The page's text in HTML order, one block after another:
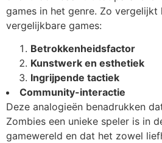
games in het genre. Zo
vergelijkbare games:
Betrokkenheidsfactor
Kunstwerk en esthetiek
Ingrijpende tactiek
Community-interactie
Deze analogieën benadrukken
Zombies een unieke speler is in
gamewereld en dat het zowel